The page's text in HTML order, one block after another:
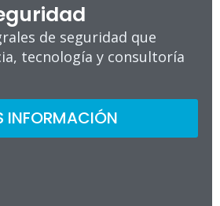
de seguridad que
tecnología y consultoría
INFORMACIÓN